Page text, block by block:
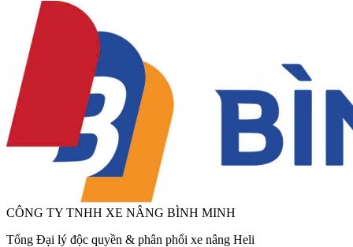
CÔNG TY TNHH XE NÂNG BÌNH MINH
Tổng Đại lý độc quyền & phân phối xe nâng Heli